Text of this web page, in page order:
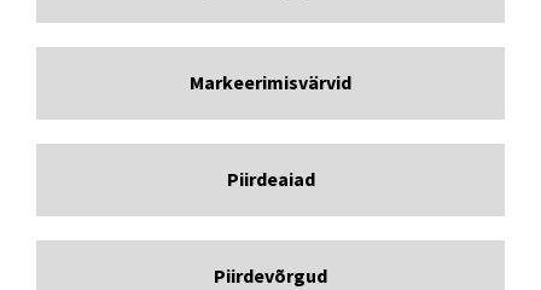
Markeerimisvärvid
Piirdeaiad
Piirdevõrgud